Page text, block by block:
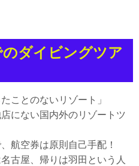
ダイビングツア
ことのないリゾート」
にない国内外のリゾートツ
航空券は原則自己手配！
古屋、帰りは羽田という人